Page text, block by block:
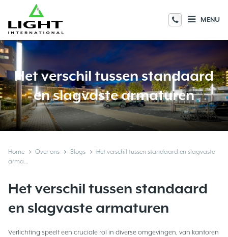
MENU
Het verschil tussen standaard
en slagvaste armaturen
Home Over ons Blogs
Het verschil tussen standaard en slagvaste
arma...
Het verschil tussen standaard
en slagvaste armaturen
Verlichting speelt een cruciale rol in diverse omgevingen, van kantoren